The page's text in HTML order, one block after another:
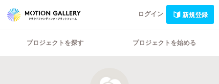
ログイン 新規登録
プロジェクトを探す プロジェクトを始める